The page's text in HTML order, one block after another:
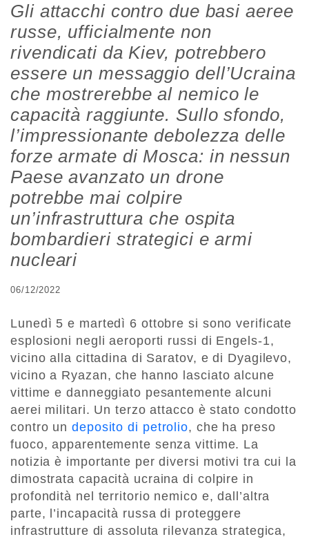
Gli attacchi contro due basi aeree
russe, ufficialmente non
rivendicati da Kiev, potrebbero
essere un messaggio dell’Ucraina
che mostrerebbe al nemico le
capacità raggiunte. Sullo sfondo,
l’impressionante debolezza delle
forze armate di Mosca: in nessun
Paese avanzato un drone
potrebbe mai colpire
un’infrastruttura che ospita
bombardieri strategici e armi
nucleari
06/12/2022
Lunedì 5 e martedì 6 ottobre si sono verificate
esplosioni negli aeroporti russi di Engels-1,
vicino alla cittadina di Saratov, e di Dyagilevo,
vicino a Ryazan, che hanno lasciato alcune
vittime e danneggiato pesantemente alcuni
aerei militari. Un terzo attacco è stato condotto
contro undeposito di petrolio, che ha preso
fuoco, apparentemente senza vittime. La
notizia è importante per diversi motivi tra cui la
dimostrata capacità ucraina di colpire in
profondità nel territorio nemico e, dall’altra
parte, l’incapacità russa di proteggere
infrastrutture di assoluta rilevanza strategica,